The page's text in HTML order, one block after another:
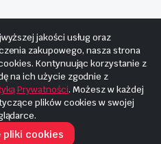
Cyberplaneta.pl
jakości usług oraz
zakupowego, nasza strona
Kontynuując korzystanie z
na ich użycie zgodnie z
Prywatności. Możesz w każdej
plików cookies w swojej
pliki cookies